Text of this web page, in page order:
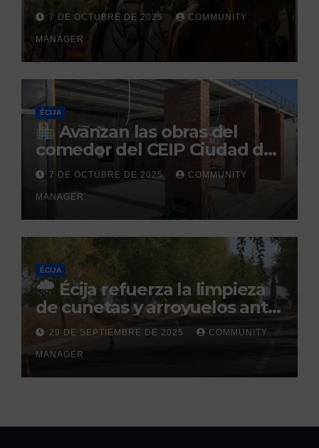
la Hispanidad organizado por
el Centro Militar de Cría
Caballar
7 DE OCTUBRE DE 2025 COMMUNITY
MANAGER
ÉCIJA
Avanzan las obras del
comedor del CEIP Ciudad del
Sol: su finalización está
prevista para finales de 2025
7 DE OCTUBRE DE 2025 COMMUNITY
MANAGER
ÉCIJA
Écija refuerza la limpieza
de cunetas y arroyuelos ante
la llegada de las lluvias
otoñales
29 DE SEPTIEMBRE DE 2025 COMMUNITY
MANAGER